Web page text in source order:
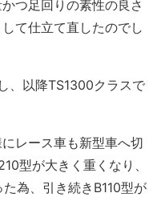
つ足回りの素性の良さ
て仕立て直したのでし
、以降TS1300クラスで
レース車も新型車へ切
型が大きく重くなり、
為、引き続きB110型が